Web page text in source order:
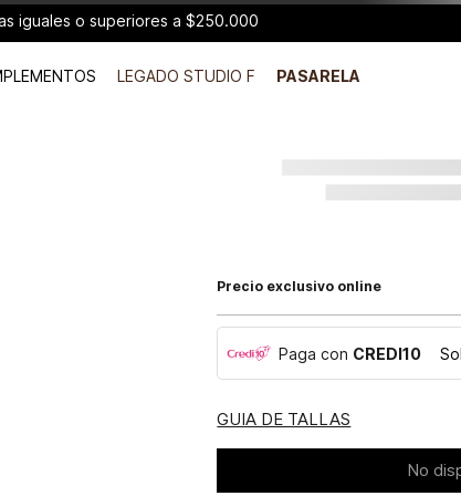
iguales o superiores a $250.000
LEGADO STUDIO F PASARELA
Precio exclusivo online
Paga con CREDI10
GUIA DE TALLAS
No